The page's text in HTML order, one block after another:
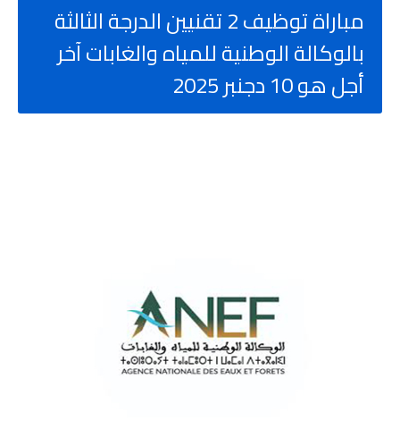
مباراة توظيف 2 تقنيين الدرجة الثالثة
بالوكالة الوطنية للمياه والغابات آخر
أجل هو 10 دجنبر 2025